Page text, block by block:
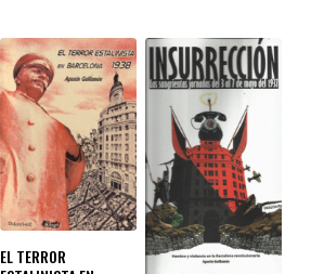
EL TERROR